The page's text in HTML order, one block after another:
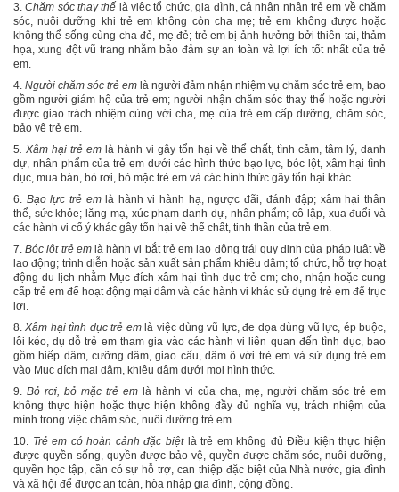
3.Chăm sóc thay thế là việc tổ chức, gia đình, cá nhân nhận trẻ em về chăm
sóc, nuôi dưỡng
khi trẻ em không còn cha mẹ; trẻ em không được hoặc
không thể sống cùng cha đẻ, mẹ đẻ; trẻ em bị ảnh hưởng bởi thiên tai, thảm
họa, xung đột vũ trang nhằm bảo đảm sự an toàn và lợi ích tốt nhất của trẻ
em.
4. Người chăm sóc trẻ em là người đảm nhận nhiệm vụ chăm sóc trẻ em, bao
gồm người giám hộ của trẻ em; người nhận chăm sóc thay thế hoặc người
được giao trách nhiệm cùng với cha, mẹ của trẻ em cấp dưỡng, chăm sóc,
bảo vệ trẻ em.
5. Xâm hại trẻ em là hành vi gây tổn hại về thể chất, tình cảm, tâm lý, danh
dự, nhân phẩm của trẻ em dưới các hình thức bạo lực, bóc lột, xâm hại tình
dục, mua bán, bỏ rơi, bỏ mặc trẻ em và các hình thức gây tổn hại khác.
6. Bạo lực trẻ emlà hành vi hành hạ, ngược đãi, đánh đập; xâm hại thân
thể, sức khỏe; lăng mạ, xúc phạm danh dự, nhân phẩm; cô lập, xua đuổi và
các hành vi cố ý khác gây tổn hại về thể chất, tinh thần của trẻ em.
7.Bóc lột trẻ emlà hành vi bắt trẻ em lao động trái quy định của pháp luật về
lao động; trình diễn hoặc sản xuất sản phẩm khiêu dâm; tổ chức, hỗ trợ hoạt
động du lịch nhằm Mục đích xâm hại tình dục trẻ em; cho, nhận hoặc cung
cấp trẻ em để hoạt động mại dâm và các hành vi khác sử dụng trẻ em để trục
lợi.
8. Xâm hại tình dục trẻ emlà việc dùng vũ lực, đe dọa dùng vũ lực, ép buộc,
lôi kéo, dụ dỗ trẻ em tham gia vào các hành vi liên quan đến tình dục, bao
gồm hiếp dâm, cưỡng dâm, giao cấu, dâm ô với trẻ em và sử dụng trẻ em
vào Mục đích mại dâm, khiêu dâm dưới mọi hình thức.
9. Bỏ rơi, bỏ mặc trẻ em là hành vi của cha, mẹ, người chăm sóc trẻ em
không thực hiện hoặc thực hiện không đầy đủ nghĩa vụ, trách nhiệm của
mình trong việc chăm sóc, nuôi dưỡng trẻ em.
10. Trẻ em có hoàn cảnh đặc biệtlà trẻ em không đủ Điều kiện thực hiện
được quyền sống, quyền được bảo vệ, quyền được chăm sóc, nuôi dưỡng,
quyền học tập, cần có sự hỗ trợ, can thiệp đặc biệt của Nhà nước, gia đình
và xã hội để được an toàn, hòa nhập gia đình, cộng đồng.